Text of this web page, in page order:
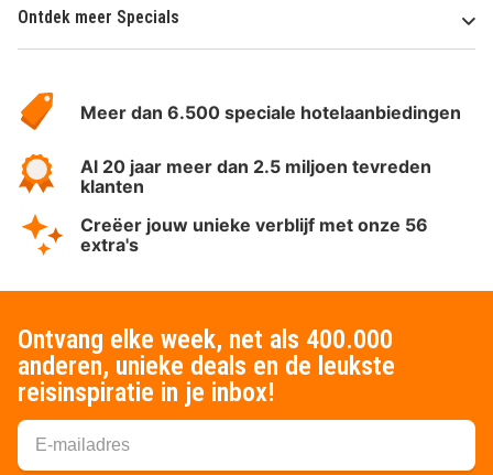
Ontdek meer Specials
HotelSpecials
Meer dan 6.500 speciale hotelaanbiedingen
Al 20 jaar meer dan 2.5 miljoen tevreden
klanten
Creëer jouw unieke verblijf met onze 56
extra's
Ontvang elke week, net als 400.000
anderen, unieke deals en de leukste
reisinspiratie in je inbox!